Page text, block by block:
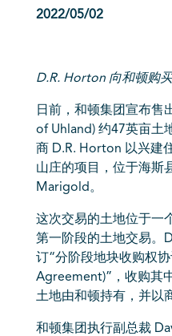
2022/05/02
D.R. Horton 向和顿购
日前，和顿集团宣布售
of Uhland) 约47英亩土
商 D.R. Horton 以兴建
山庄的项目，位于海斯
Marigold。
这次交易的土地位于一
第一阶段的土地交易。
订“分阶段地块收购权
Agreement)”，收购其
土地由和顿持有，并以
和顿集团执行副总裁